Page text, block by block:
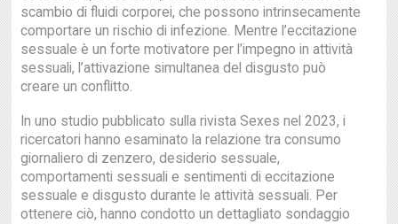
scambio di fluidi corporei, che possono intrinsecamente
comportare un rischio di infezione. Mentre l’eccitazione
sessuale è un forte motivatore per l’impegno in attività
sessuali, l’attivazione simultanea del disgusto può
creare un conflitto.
In uno studio pubblicato sulla rivista Sexes nel 2023, i
ricercatori hanno esaminato la relazione tra consumo
giornaliero di zenzero, desiderio sessuale,
comportamenti sessuali e sentimenti di eccitazione
sessuale e disgusto durante le attività sessuali. Per
ottenere ciò, hanno condotto un dettagliato sondaggio